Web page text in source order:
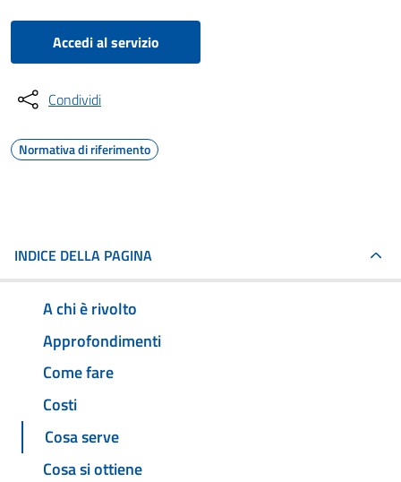
Accedi al servizio
Condividi
Normativa di riferimento
INDICE DELLA PAGINA
A chi è rivolto
Approfondimenti
Come fare
Costi
Cosa serve
Cosa si ottiene